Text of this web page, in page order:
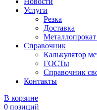
Услуги
Резка
Доставка
Металлопрокат
Справочник
Калькулятор
ГОСТы
Справочник
Контакты
В корзине
0 позиций